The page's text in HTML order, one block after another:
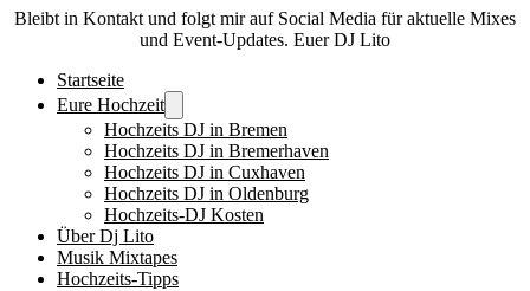
Bleibt in Kontakt und folgt mir auf Social Media für aktuelle Mixes
und Event-Updates. Euer DJ Lito
Startseite
Eure Hochzeit
Hochzeits DJ in Bremen
Hochzeits DJ in Bremerhaven
Hochzeits DJ in Cuxhaven
Hochzeits DJ in Oldenburg
Hochzeits-DJ Kosten
Über Dj Lito
Musik Mixtapes
Hochzeits-Tipps